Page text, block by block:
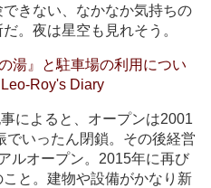
きない、なかなか気持ちの
。夜は星空も見れそう。
湯』と駐車場の利用につい
Roy's Diary
によると、オープンは2001
いったん閉鎖。その後経営
ルオープン。2015年に再び
と。建物や設備がかなり新